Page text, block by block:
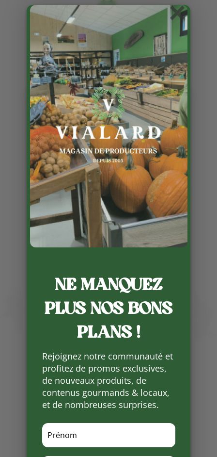
Nouvelles bières !!
Publié le 3 11 2025
🚨 Nouveau à la boutique !
@brasseriedelunion24
rasseriedelUnion 🍺, micro-
brasserie artisanale installée à
Vézac, au cœur de la vallée des 5
Châteaux 🏰
Des bières locales et créatives,
brassées sur place : blondes
légères, ambrées corsées, IPA,
NEIPA et bières de saison 🌿
Une équipe passionnée, un lieu
NE MANQUEZ
PLUS NOS BONS
PLANS !
Rejoignez notre communauté et
profitez de promos exclusives,
de nouveaux produits, de
contenus gourmands & locaux,
et de nombreuses surprises.
×